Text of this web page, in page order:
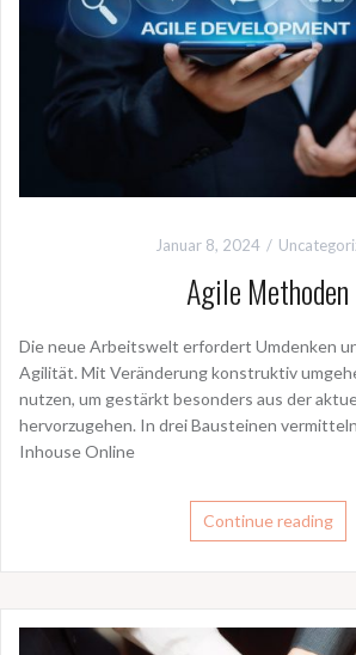
Januar 8, 2024
Agile Methoden
Die neue Arbeitswelt erfordert Umdenken
Agilität. Mit Veränderung konstruktiv
nutzen, um gestärkt besonders aus der
hervorzugehen. In drei Bausteinen
Inhouse Online
Continue reading